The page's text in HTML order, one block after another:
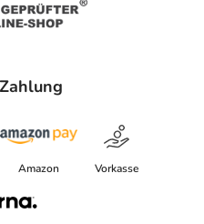
Amazon Vorkasse